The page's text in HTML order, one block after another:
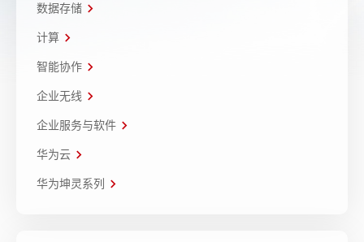
数据存储
计算
智能协作
企业无线
企业服务与软件
华为云
华为坤灵系列